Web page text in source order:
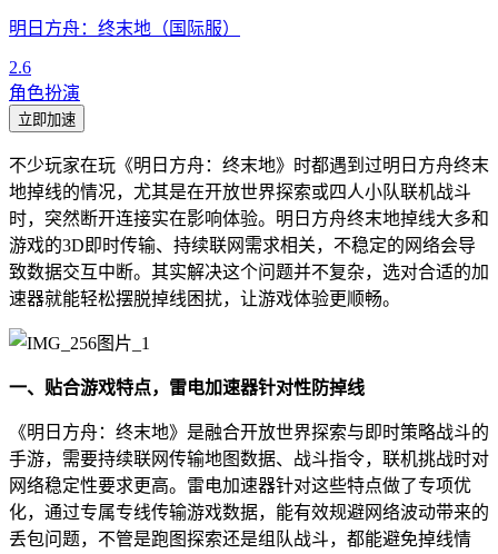
明日方舟：终末地（国际服）
2.6
角色扮演
立即加速
不少玩家在玩《明日方舟：终末地》时都遇到过明日方舟终末
地掉线的情况，尤其是在开放世界探索或四人小队联机战斗
时，突然断开连接实在影响体验。明日方舟终末地掉线大多和
游戏的3D即时传输、持续联网需求相关，不稳定的网络会导
致数据交互中断。其实解决这个问题并不复杂，选对合适的加
速器就能轻松摆脱掉线困扰，让游戏体验更顺畅。
一、贴合游戏特点，雷电加速器针对性防掉线
《明日方舟：终末地》是融合开放世界探索与即时策略战斗的
手游，需要持续联网传输地图数据、战斗指令，联机挑战时对
网络稳定性要求更高。雷电加速器针对这些特点做了专项优
化，通过专属专线传输游戏数据，能有效规避网络波动带来的
丢包问题，不管是跑图探索还是组队战斗，都能避免掉线情